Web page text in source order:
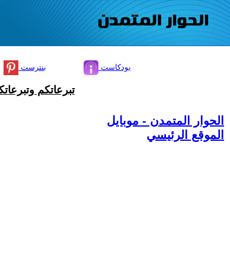
بنترست بودكاست
تبرعاتكم
الحوار المتمدن - موبايل
الموقع الرئيسي